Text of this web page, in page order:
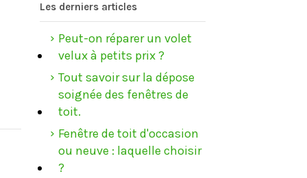
Les derniers articles
Peut-on réparer un volet
velux à petits prix ?
Tout savoir sur la dépose
soignée des fenêtres de
toit.
Fenêtre de toit d'occasion
ou neuve : laquelle choisir
?